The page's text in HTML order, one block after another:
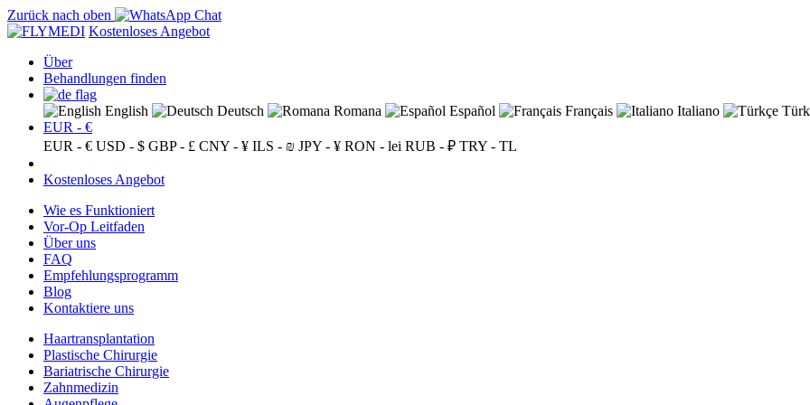
Zurück nach oben
Kostenloses Angebot
Über
Behandlungen finden
English Deutsch Romana Español Français Italiano
EUR - €
EUR - € USD - $ GBP - £ CNY - ¥ ILS - ₪ JPY - ¥ RON - lei RUB - ₽ TRY - TL
Kostenloses Angebot
Wie es Funktioniert
Vor-Op Leitfaden
Über uns
FAQ
Empfehlungsprogramm
Blog
Kontaktiere uns
Haartransplantation
Plastische Chirurgie
Bariatrische Chirurgie
Zahnmedizin